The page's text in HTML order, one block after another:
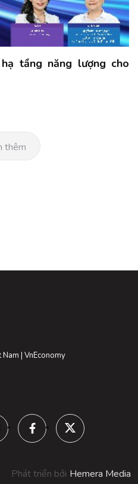
tầng năng lượng cho
thêm
Nam | VnEconomy
Phát triển bởi Hemera Media